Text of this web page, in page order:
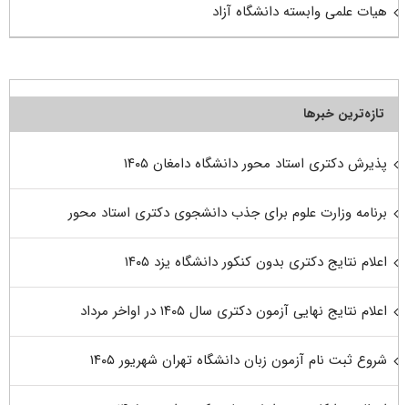
هیات علمی وابسته دانشگاه آزاد
تازه‌ترین خبرها
پذیرش دکتری استاد محور دانشگاه دامغان ۱۴۰۵
برنامه وزارت علوم برای جذب دانشجوی دکتری استاد محور
اعلام نتایج دکتری بدون کنکور دانشگاه یزد ۱۴۰۵
اعلام نتایج نهایی آزمون دکتری سال ۱۴۰۵ در اواخر مرداد
شروع ثبت نام آزمون زبان دانشگاه تهران شهریور ۱۴۰۵